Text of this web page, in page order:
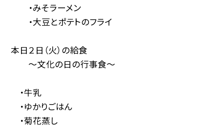
・みそラーメン
・大豆とポテトのフライ
本日２日（火）の給食
〜文化の日の行事食〜
・牛乳
・ゆかりごはん
・菊花蒸し